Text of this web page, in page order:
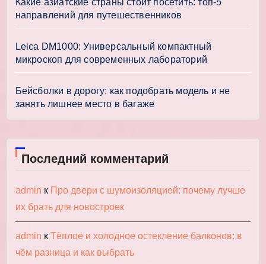
Какие азиатские страны стоит посетить: топ-5
направлений для путешественников
Leica DM1000: Универсальный компактный
микроскоп для современных лабораторий
Бейсболки в дорогу: как подобрать модель и не
занять лишнее место в багаже
Последний комментарий
admin к Про двери с шумоизоляцией: почему лучше
их брать для новостроек
admin к Тёплое и холодное остекление балконов: в
чём разница и как выбрать